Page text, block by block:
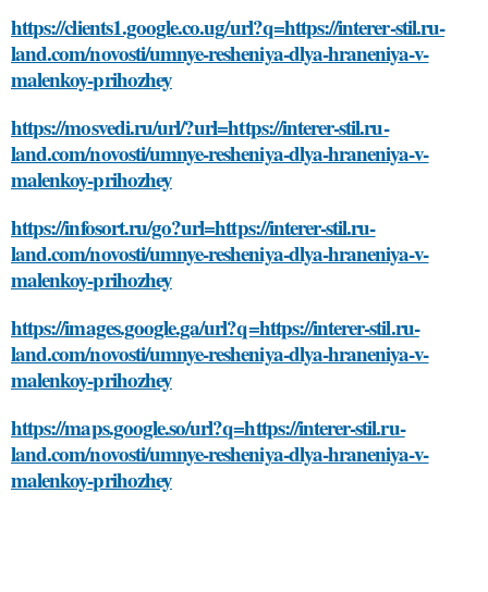
https://clients1.google.co.ug/url?q=https://interer-stil.ru-
land.com/novosti/umnye-resheniya-dlya-hraneniya-v-
malenkoy-prihozhey
https://mosvedi.ru/url/?url=https://interer-stil.ru-
land.com/novosti/umnye-resheniya-dlya-hraneniya-v-
malenkoy-prihozhey
https://infosort.ru/go?url=https://interer-stil.ru-
land.com/novosti/umnye-resheniya-dlya-hraneniya-v-
malenkoy-prihozhey
https://images.google.ga/url?q=https://interer-stil.ru-
land.com/novosti/umnye-resheniya-dlya-hraneniya-v-
malenkoy-prihozhey
https://maps.google.so/url?q=https://interer-stil.ru-
land.com/novosti/umnye-resheniya-dlya-hraneniya-v-
malenkoy-prihozhey